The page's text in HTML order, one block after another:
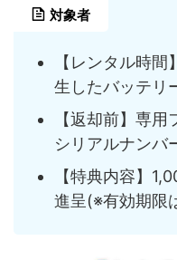
対象者
【レンタル時
生したバッテリ
【返却前】専
シリアルナンバ
【特典内容】
進呈(※有効期限